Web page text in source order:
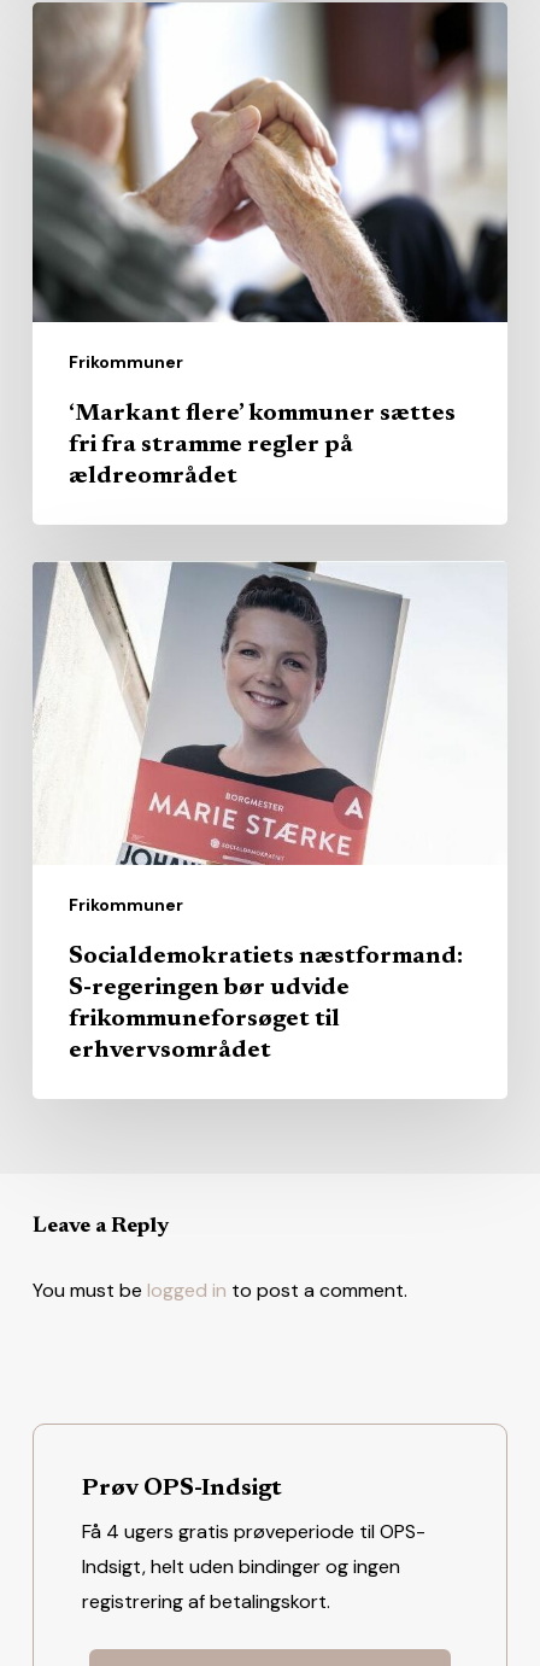
Frikommuner
‘Markant
kommuner
sættes
fri
stramme
regler
på
‘Markant flere’ kommuner sættes
fri fra stramme regler på
ældreområdet
Frikommuner
Socialdemokratiets
næstformand:
S-
regeringen
bør
udvide
frikommuneforsøget
erhvervsområdet
Socialdemokratiets næstformand:
S-regeringen bør udvide
frikommuneforsøget til
erhvervsområdet
Leave a Reply
You must be logged in to post a comment.
Prøv OPS-Indsigt
Få 4 ugers gratis prøveperiode til OPS-
Indsigt, helt uden bindinger og ingen
registrering af betalingskort.